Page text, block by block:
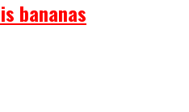
bananas